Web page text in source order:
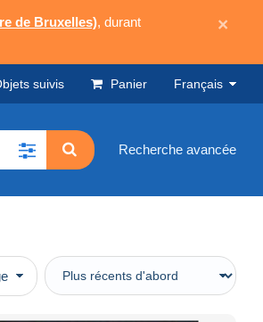
de Bruxelles), durant
×
suivis Panier Français
Recherche avancée